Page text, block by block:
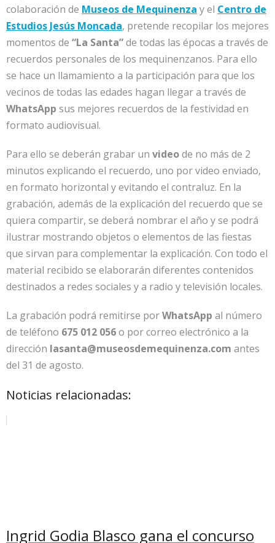
colaboración de Museos de Mequinenza y el Centro de
Estudios Jesús Moncada, pretende recopilar los mejores
momentos de “La Santa”de todas las épocas a través de
recuerdos personales de los mequinenzanos. Para ello
se hace un llamamiento a la participación para que los
vecinos de todas las edades hagan llegar a través de
WhatsApp sus mejores recuerdos de la festividad en
formato audiovisual.
Para ello se deberán grabar un videode no más de 2
minutos explicando el recuerdo, uno por video enviado,
en formato horizontal y evitando el contraluz. En la
grabación, además de la explicación del recuerdo que se
quiera compartir, se deberá nombrar el año y se podrá
ilustrar mostrando objetos o elementos de las fiestas
que sirvan para complementar la explicación. Con todo el
material recibido se elaborarán diferentes contenidos
destinados a redes sociales y a radio y televisión locales.
La grabación podrá remitirse porWhatsApp al número
de teléfono 675 012 056o por correo electrónico a la
dirección lasanta@museosdemequinenza.com antes
del 31 de agosto.
Noticias relacionadas:
Ingrid Godia Blasco gana el concurso